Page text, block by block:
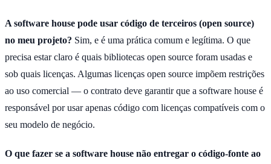
A software house pode usar código de terceiros (open source)
no meu projeto? Sim, e é uma prática comum e legítima. O que
precisa estar claro é quais bibliotecas open source foram usadas e
sob quais licenças. Algumas licenças open source impõem restrições
ao uso comercial — o contrato deve garantir que a software house é
responsável por usar apenas código com licenças compatíveis com o
seu modelo de negócio.
O que fazer se a software house não entregar o código-fonte ao